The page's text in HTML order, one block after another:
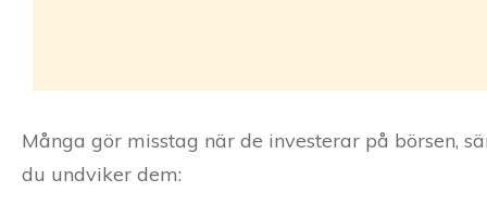
Många gör misstag när de investerar på börsen,
du undviker dem: